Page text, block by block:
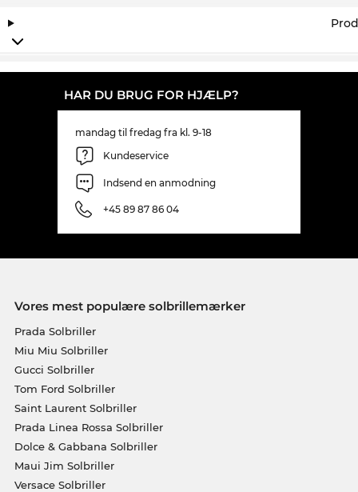
andre onlinebutikker bliver kaldt udsalg, er hos os
en konstant tilstand all-day-everyday.
HAR DU BRUG FOR HJÆLP?
mandag til fredag fra kl. 9-18
Kundeservice
Indsend en anmodning
+45 89 87 86 04
Vores mest populære solbrillemærker
Prada Solbriller
Miu Miu Solbriller
Gucci Solbriller
Tom Ford Solbriller
Saint Laurent Solbriller
Prada Linea Rossa Solbriller
Dolce & Gabbana Solbriller
Maui Jim Solbriller
Versace Solbriller